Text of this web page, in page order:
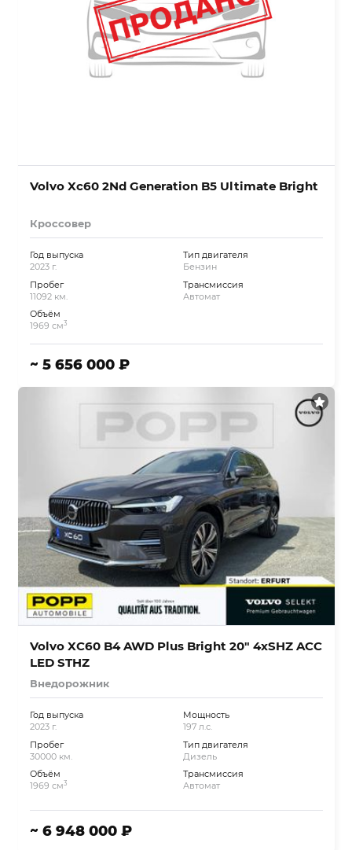
Volvo Xc60 2Nd Generation B5 Ultimate Bright
Кроссовер
Год выпуска
2023 г.
Пробег
11092 км.
Объём
1969 см3
Тип двигателя
Бензин
Трансмиссия
Автомат
~ 5 656 000 ₽
Volvo XC60 B4 AWD Plus Bright 20″ 4xSHZ ACC
LED STHZ
Внедорожник
Год выпуска
2023 г.
Пробег
30000 км.
Объём
1969 см3
Мощность
197 л.с.
Тип двигателя
Дизель
Трансмиссия
Автомат
~ 6 948 000 ₽